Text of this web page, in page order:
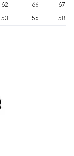
62 66 67
53 56 58